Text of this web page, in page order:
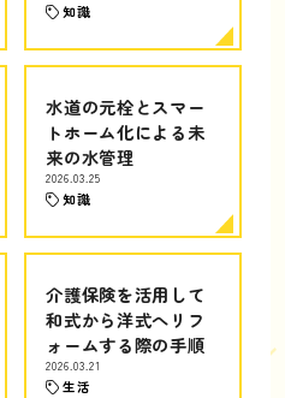
知識
水道の元栓とスマー
トホーム化による未
来の水管理
2026.03.25
知識
介護保険を活用して
和式から洋式へリフ
ォームする際の手順
2026.03.21
生活